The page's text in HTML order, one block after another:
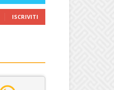
ISCRIVITI